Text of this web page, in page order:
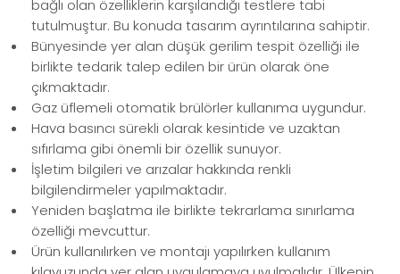
bağlı olan özelliklerin karşılandığı testlere tabi
tutulmuştur. Bu konuda tasarım ayrıntılarına sahiptir.
Bünyesinde yer alan düşük gerilim tespit özelliği ile
birlikte tedarik talep edilen bir ürün olarak öne
çıkmaktadır.
Gaz üflemeli otomatik brülörler kullanıma uygundur.
Hava basıncı sürekli olarak kesintide ve uzaktan
sıfırlama gibi önemli bir özellik sunuyor.
İşletim bilgileri ve arızalar hakkında renkli
bilgilendirmeler yapılmaktadır.
Yeniden başlatma ile birlikte tekrarlama sınırlama
özelliği mevcuttur.
Ürün kullanılırken ve montajı yapılırken kullanım